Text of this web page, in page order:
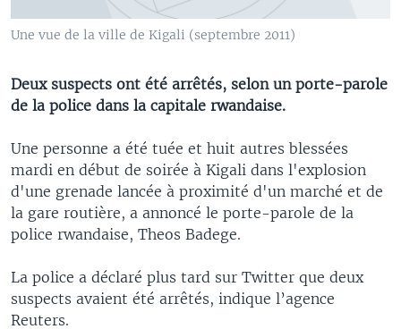
Une vue de la ville de Kigali (septembre 2011)
Deux suspects ont été arrêtés, selon un porte-parole
de la police dans la capitale rwandaise.
Une personne a été tuée et huit autres blessées
mardi en début de soirée à Kigali dans l'explosion
d'une grenade lancée à proximité d'un marché et de
la gare routière, a annoncé le porte-parole de la
police rwandaise, Theos Badege.
La police a déclaré plus tard sur Twitter que deux
suspects avaient été arrêtés, indique l’agence
Reuters.